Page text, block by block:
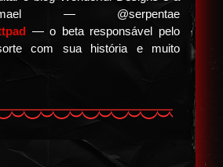
— @serpentae
— o beta responsável pelo
com sua história e muito